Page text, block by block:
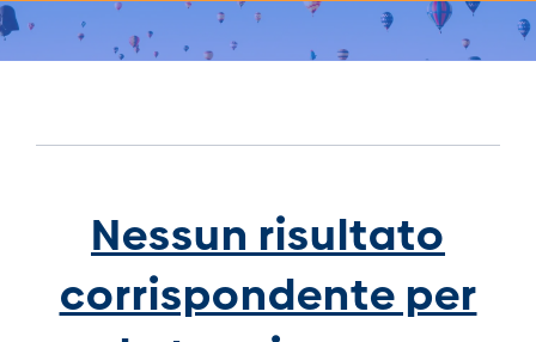
Nessun risultato
corrispondente per